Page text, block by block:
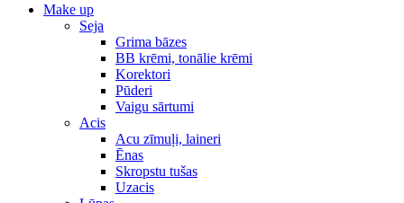
Make up
Seja
Grima bāzes
BB krēmi, tonālie krēmi
Korektori
Pūderi
Vaigu sārtumi
Acis
Acu zīmuļi, laineri
Ēnas
Skropstu tušas
Uzacis